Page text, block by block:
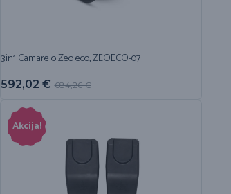
3in1 Camarelo Zeo eco, ZEOECO-07
684,26€
592,02 €
Akcija!